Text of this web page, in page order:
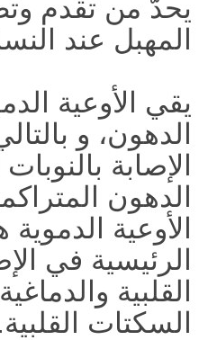
يحدّ من تقدم
المهبل عند
يقي الأوعية
الدهون، و
الإصابة
الدهون
الأوعية
الرئيسية في
القلبية
السكتات القلبية.